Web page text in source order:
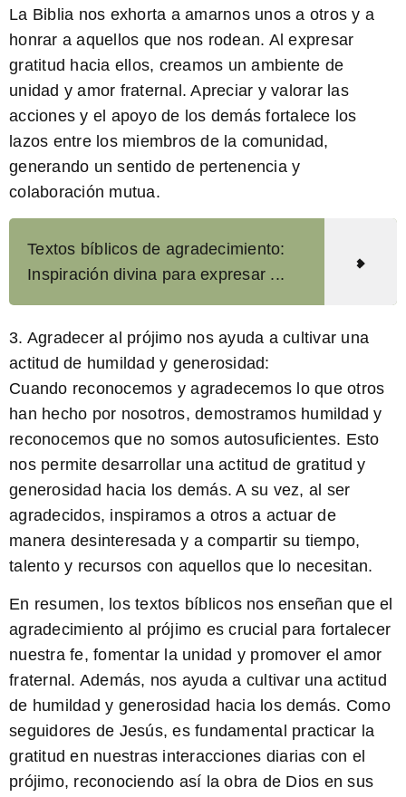
La Biblia nos exhorta a amarnos unos a otros y a
honrar a aquellos que nos rodean. Al expresar
gratitud hacia ellos, creamos un ambiente de
unidad y amor fraternal. Apreciar y valorar las
acciones y el apoyo de los demás fortalece los
lazos entre los miembros de la comunidad,
generando un sentido de pertenencia y
colaboración mutua.
Textos bíblicos de agradecimiento:
Inspiración divina para expresar ...
3. Agradecer al prójimo nos ayuda a cultivar una
actitud de humildad y generosidad:
Cuando reconocemos y agradecemos lo que otros
han hecho por nosotros, demostramos humildad y
reconocemos que no somos autosuficientes. Esto
nos permite desarrollar una actitud de gratitud y
generosidad hacia los demás. A su vez, al ser
agradecidos, inspiramos a otros a actuar de
manera desinteresada y a compartir su tiempo,
talento y recursos con aquellos que lo necesitan.
En resumen, los textos bíblicos nos enseñan que el
agradecimiento al prójimo es crucial para fortalecer
nuestra fe, fomentar la unidad y promover el amor
fraternal. Además, nos ayuda a cultivar una actitud
de humildad y generosidad hacia los demás. Como
seguidores de Jesús, es fundamental practicar la
gratitud en nuestras interacciones diarias con el
prójimo, reconociendo así la obra de Dios en sus